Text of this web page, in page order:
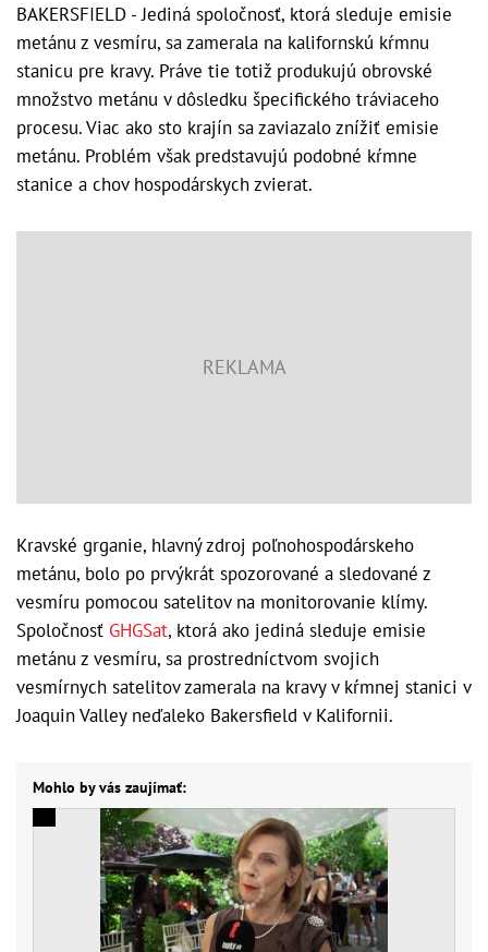
BAKERSFIELD - Jediná spoločnosť, ktorá sleduje emisie
metánu z vesmíru, sa zamerala na kalifornskú kŕmnu
stanicu pre kravy. Práve tie totiž produkujú obrovské
množstvo metánu v dôsledku špecifického tráviaceho
procesu. Viac ako sto krajín sa zaviazalo znížiť emisie
metánu. Problém však predstavujú podobné kŕmne
stanice a chov hospodárskych zvierat.
Kravské grganie, hlavný zdroj poľnohospodárskeho
metánu, bolo po prvýkrát spozorované a sledované z
vesmíru pomocou satelitov na monitorovanie klímy.
Spoločnosť GHGSat, ktorá ako jediná sleduje emisie
metánu z vesmíru, sa prostredníctvom svojich
vesmírnych satelitov zamerala na kravy v kŕmnej stanici v
Joaquin Valley neďaleko Bakersfield v Kalifornii.
Mohlo by vás zaujímať: